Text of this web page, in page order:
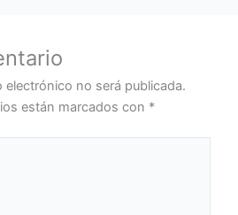
electrónico no será publicada.
están marcados con *